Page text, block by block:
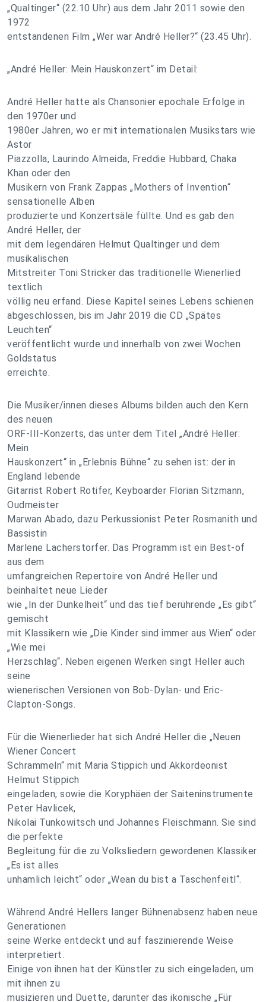
„Qualtinger“ (22.10 Uhr) aus dem Jahr 2011 sowie den
1972
entstandenen Film „Wer war André Heller?“ (23.45 Uhr).
„André Heller: Mein Hauskonzert“ im Detail:
André Heller hatte als Chansonier epochale Erfolge in
den 1970er und
1980er Jahren, wo er mit internationalen Musikstars wie
Astor
Piazzolla, Laurindo Almeida, Freddie Hubbard, Chaka
Khan oder den
Musikern von Frank Zappas „Mothers of Invention“
sensationelle Alben
produzierte und Konzertsäle füllte. Und es gab den
André Heller, der
mit dem legendären Helmut Qualtinger und dem
musikalischen
Mitstreiter Toni Stricker das traditionelle Wienerlied
textlich
völlig neu erfand. Diese Kapitel seines Lebens schienen
abgeschlossen, bis im Jahr 2019 die CD „Spätes
Leuchten“
veröffentlicht wurde und innerhalb von zwei Wochen
Goldstatus
erreichte.
Die Musiker/innen dieses Albums bilden auch den Kern
des neuen
ORF-III-Konzerts, das unter dem Titel „André Heller:
Mein
Hauskonzert“ in „Erlebnis Bühne“ zu sehen ist: der in
England lebende
Gitarrist Robert Rotifer, Keyboarder Florian Sitzmann,
Oudmeister
Marwan Abado, dazu Perkussionist Peter Rosmanith und
Bassistin
Marlene Lacherstorfer. Das Programm ist ein Best-of
aus dem
umfangreichen Repertoire von André Heller und
beinhaltet neue Lieder
wie „In der Dunkelheit“ und das tief berührende „Es gibt“
gemischt
mit Klassikern wie „Die Kinder sind immer aus Wien“ oder
„Wie mei
Herzschlag“. Neben eigenen Werken singt Heller auch
seine
wienerischen Versionen von Bob-Dylan- und Eric-
Clapton-Songs.
Für die Wienerlieder hat sich André Heller die „Neuen
Wiener Concert
Schrammeln“ mit Maria Stippich und Akkordeonist
Helmut Stippich
eingeladen, sowie die Koryphäen der Saiteninstrumente
Peter Havlicek,
Nikolai Tunkowitsch und Johannes Fleischmann. Sie sind
die perfekte
Begleitung für die zu Volksliedern gewordenen Klassiker
„Es ist alles
unhamlich leicht“ oder „Wean du bist a Taschenfeitl“.
Während André Hellers langer Bühnenabsenz haben neue
Generationen
seine Werke entdeckt und auf faszinierende Weise
interpretiert.
Einige von ihnen hat der Künstler zu sich eingeladen, um
mit ihnen zu
musizieren und Duette, darunter das ikonische „Für